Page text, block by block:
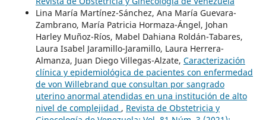
Lina María Martínez-Sánchez, Ana María Guevara-
Zambrano, María Patricia Hormaza-Ángel, Johan
Harley Muñoz-Ríos, Mabel Dahiana Roldán-Tabares,
Laura Isabel Jaramillo-Jaramillo, Laura Herrera-
Almanza, Juan Diego Villegas-Alzate, Caracterización
clínica y epidemiológica de pacientes con enfermedad
de von Willebrand que consultan por sangrado
uterino anormal atendidas en una institución de alto
nivel de complejidad , Revista de Obstetricia y